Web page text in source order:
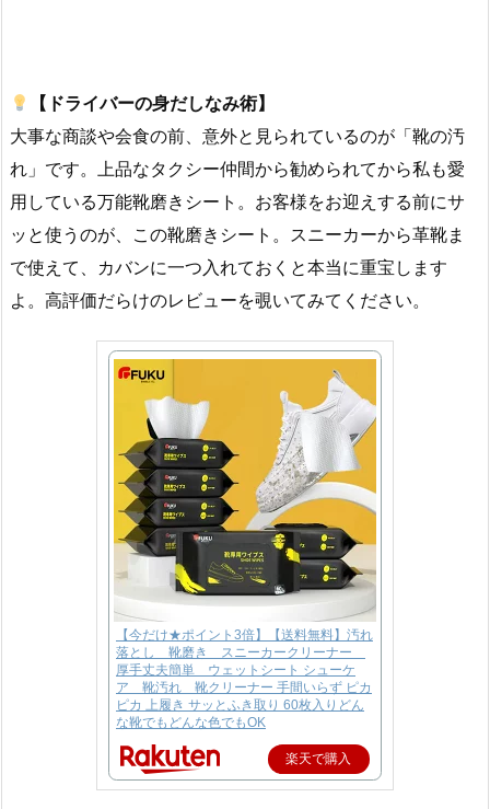
【ドライバーの身だしなみ術】
大事な商談や会食の前、意外と見られているのが「靴の汚
れ」です。上品なタクシー仲間から勧められてから私も愛
用している万能靴磨きシート。お客様をお迎えする前にサ
ッと使うのが、この靴磨きシート。スニーカーから革靴ま
で使えて、カバンに一つ入れておくと本当に重宝します
よ。高評価だらけのレビューを覗いてみてください。
【今だけ★ポイント3倍】【送料無料】汚れ
落とし 靴磨き スニーカークリーナー
厚手丈夫簡単 ウェットシート シューケ
ア 靴汚れ 靴クリーナー 手間いらず ピカ
ピカ 上履き サッとふき取り 60枚入りどん
な靴でもどんな色でもOK
楽天で購入